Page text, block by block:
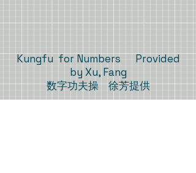
Kungfu for Numbers Provided
by Xu, Fang
数字功夫操 徐芳提供